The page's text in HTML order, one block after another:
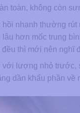
toàn, không còn
hồi nhanh thường
hơn mốc trung
thì mới nên nghĩ
với lượng nhỏ trước,
dần khẩu phần về